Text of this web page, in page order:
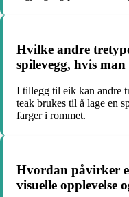
Hvilke andre
spilevegg, hvis
I tillegg til eik kan andre
teak brukes til å lage en
farger i rommet.
Hvordan påvirker
visuelle opplevelse